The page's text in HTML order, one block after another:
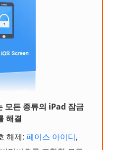
모든 종류의 iPad 잠금
해결
해제: 페이스 아이디,